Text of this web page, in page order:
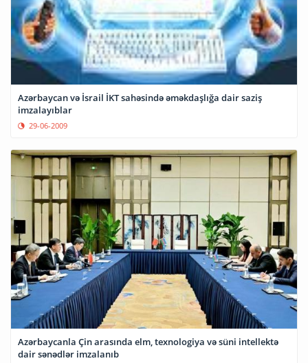
Azərbaycan və İsrail İKT sahəsində əməkdaşlığa dair saziş
imzalayıblar
29-06-2009
Azərbaycanla Çin arasında elm, texnologiya və süni intellektə
dair sənədlər imzalanıb